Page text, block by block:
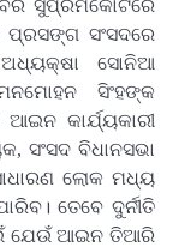
ସୁପ୍ରିମକୋର୍ଟରେ
ପ୍ରସଙ୍ଗ ସଂସଦରେ
ସୋନିଆ
ସିଂହଙ୍କ
କାର୍ଯ୍ୟକାରୀ
ସଂସଦ ବିଧାନସଭା
ଲୋକ ମଧ୍ୟ
ତେବେ ଦୁର୍ନୀତି
ଯେଉଁ ଆଇନ ତିଆରି